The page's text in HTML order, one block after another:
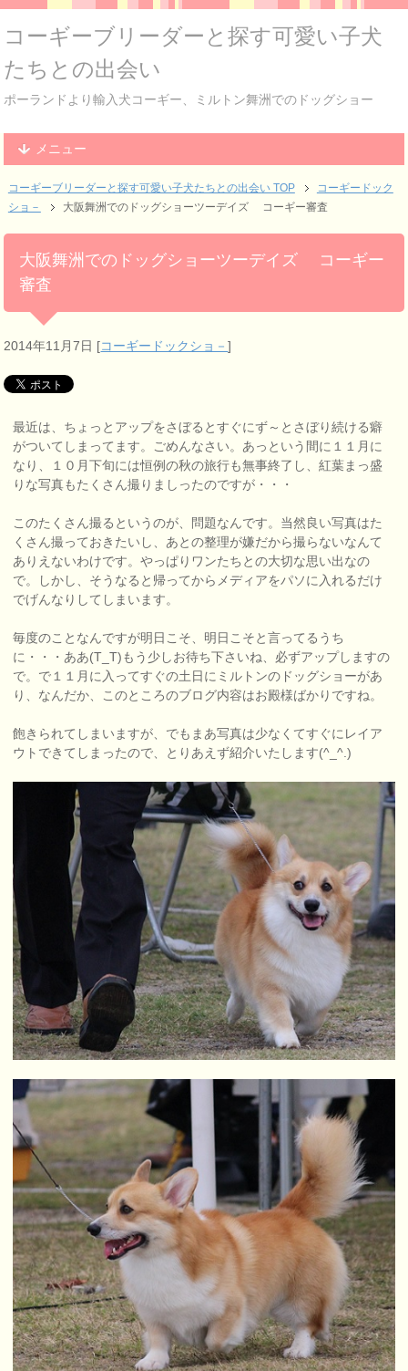
コーギーブリーダーと探す可愛い子犬
たちとの出会い
ポーランドより輸入犬コーギー、ミルトン舞洲でのドッグショー
メニュー
コーギーブリーダーと探す可愛い子犬たちとの出会い TOP
コーギードック
ショ－
大阪舞洲でのドッグショーツーデイズ コーギー審査
大阪舞洲でのドッグショーツーデイズ コーギー
審査
2014年11月7日 [コーギードックショ－]
最近は、ちょっとアップをさぼるとすぐにず～とさぼり続ける癖
がついてしまってます。ごめんなさい。あっという間に１１月に
なり、１０月下旬には恒例の秋の旅行も無事終了し、紅葉まっ盛
りな写真もたくさん撮りましったのですが・・・
このたくさん撮るというのが、問題なんです。当然良い写真はた
くさん撮っておきたいし、あとの整理が嫌だから撮らないなんて
ありえないわけです。やっぱりワンたちとの大切な思い出なの
で。しかし、そうなると帰ってからメディアをパソに入れるだけ
でげんなりしてしまいます。
毎度のことなんですが明日こそ、明日こそと言ってるうち
に・・・ああ(T_T)もう少しお待ち下さいね、必ずアップしますの
で。で１１月に入ってすぐの土日にミルトンのドッグショーがあ
り、なんだか、このところのブログ内容はお殿様ばかりですね。
飽きられてしまいますが、でもまあ写真は少なくてすぐにレイア
ウトできてしまったので、とりあえず紹介いたします(^_^.)